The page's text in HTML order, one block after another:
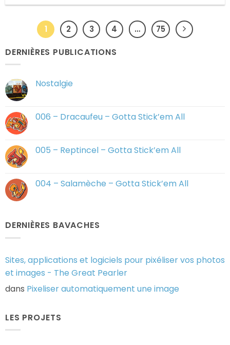
DERNIÈRES PUBLICATIONS
Nostalgie
Nostalgie
006 – Dracaufeu – Gotta Stick’em All
006
–
Stick’em
All
005 – Reptincel – Gotta Stick’em All
005
–
004 – Salamèche – Gotta Stick’em All
Salamèche
DERNIÈRES BAVACHES
Sites, applications et logiciels pour pixéliser vos photos
et images - The Great Pearler
dans Pixeliser automatiquement une image
LES PROJETS
1 2 3 4 … 75